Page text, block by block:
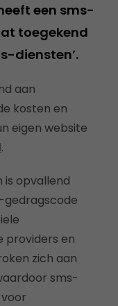
een sms-
toegekend
diensten’.
aan
kosten en
eigen website
.
opvallend
gedragscode
providers en
zich aan
sms-